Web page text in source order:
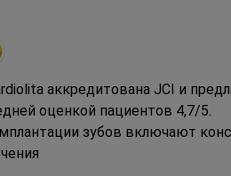
аккредитована JCI и
оценкой пациентов 4,7/5.
зубов включают